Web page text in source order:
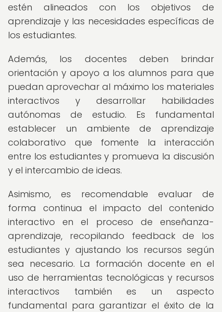
estén alineados con los objetivos de
aprendizaje y las necesidades específicas de
los estudiantes.
Además, los docentes deben brindar
orientación y apoyo a los alumnos para que
puedan aprovechar al máximo los materiales
interactivos y desarrollar habilidades
autónomas de estudio. Es fundamental
establecer un ambiente de aprendizaje
colaborativo que fomente la interacción
entre los estudiantes y promueva la discusión
y el intercambio de ideas.
Asimismo, es recomendable evaluar de
forma continua el impacto del contenido
interactivo en el proceso de enseñanza-
aprendizaje, recopilando feedback de los
estudiantes y ajustando los recursos según
sea necesario. La formación docente en el
uso de herramientas tecnológicas y recursos
interactivos también es un aspecto
fundamental para garantizar el éxito de la